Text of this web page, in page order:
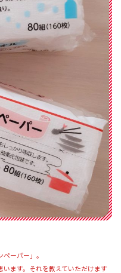
ーパー」。
ます。それを教えていただけます